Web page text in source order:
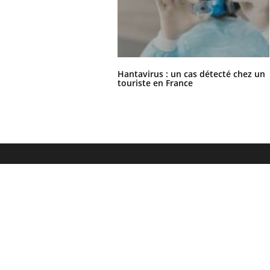
Hantavirus : un cas détecté chez un
touriste en France